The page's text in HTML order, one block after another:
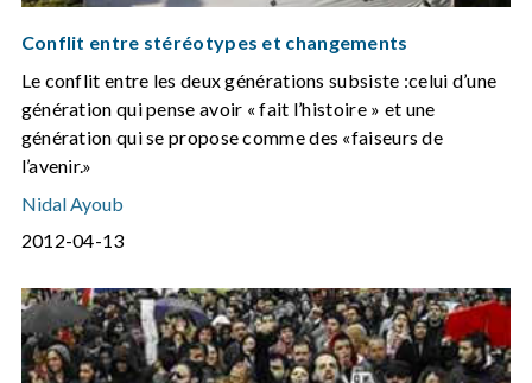
Conflit entre stéréotypes et changements
Le conflit entre les deux générations subsiste :celui d’une
génération qui pense avoir « fait l’histoire » et une
génération qui se propose comme des «faiseurs de
l’avenir.»
Nidal Ayoub
2012-04-13